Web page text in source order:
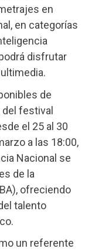
en
en categorías
disfrutar
de
del festival
el 25 al 30
a las 18:00,
Nacional se
de la
ofreciendo
talento
un referente